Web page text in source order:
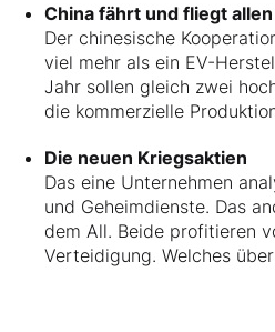
China fährt und fliegt
Der chinesische
viel mehr als ein EV-
Jahr sollen gleich zwei
die kommerzielle
Die neuen Kriegsaktien
Das eine Unternehmen
und Geheimdienste. Das
dem All. Beide profitieren
Verteidigung. Welches